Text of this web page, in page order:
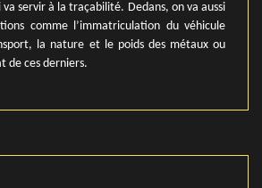
servir à la traçabilité. Dedans, on va aussi
comme l’immatriculation du véhicule
la nature et le poids des métaux ou
de ces derniers.